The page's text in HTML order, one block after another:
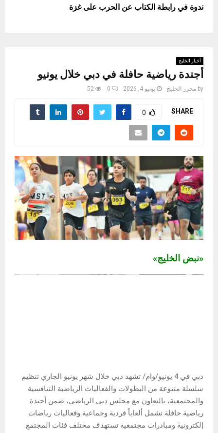
ندوة في رابطة الكتاب عن الحرب على غزة
أخبار الخليج
أجندة رياضية حافلة في دبي خلال يونيو
by محرر الخليج يونيو 4, 2026 0
52
SHARE
0
«نبض الخليج»
دبي في 4 يونيو/وام/ تشهد دبي خلال شهر يونيو الجاري تنظيم
سلسلة متنوعة من البطولات والفعاليات الرياضية التنافسية
والمجتمعية، بالتعاون مع مجلس دبي الرياضي، ضمن أجندة
رياضية حافلة تشمل ألعاباً فردية وجماعية وفعاليات رياضات
إلكترونية ومبادرات مجتمعية تستهدف مختلف فئات المجتمع.